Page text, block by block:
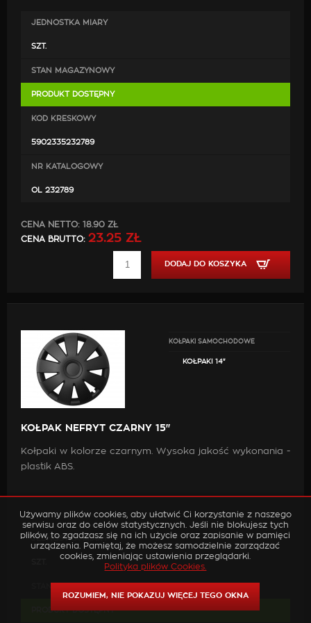
JEDNOSTKA MIARY
SZT.
STAN MAGAZYNOWY
PRODUKT DOSTĘPNY
KOD KRESKOWY
5902335232789
NR KATALOGOWY
OL 232789
CENA NETTO: 18.90 ZŁ
CENA BRUTTO: 23.25 ZŁ
DODAJ DO KOSZYKA
KOŁPAKI SAMOCHODOWE
KOŁPAKI 14"
KOŁPAK NEFRYT CZARNY 15"
Kołpaki w kolorze czarnym. Wysoka jakość wykonania -
plastik ABS.
JEDNOSTKA MIARY
PRODUKT DOSTĘPNY
Używamy plików cookies, aby ułatwić Ci korzystanie z naszego
serwisu oraz do celów statystycznych. Jeśli nie blokujesz tych
plików, to zgadzasz się na ich użycie oraz zapisanie w pamięci
urządzenia. Pamiętaj, że możesz samodzielnie zarządzać
cookies, zmieniając ustawienia przeglądarki.
Polityka plików Cookies.
ROZUMIEM, NIE POKAZUJ WIĘCEJ TEGO OKNA